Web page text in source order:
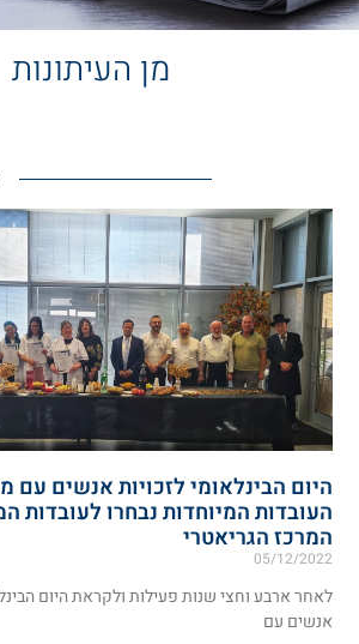
מן העיתונות
היום הבינלאומי לזכויות אנשים עם
העובדות המיוחדות נבחרו לעובדות
המרכז הגריאטרי
05/12/2022
לאחר ארבע וחצי שנות פעילות ולקראת היום
אנשים עם